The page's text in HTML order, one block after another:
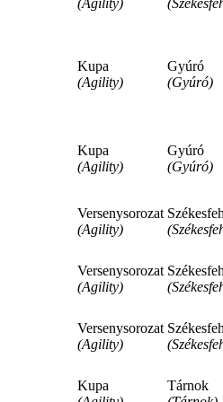
Kupa
(Agility)
Gyúró
(Gyúró)
Kupa
(Agility)
Gyúró
(Gyúró)
Versenysorozat
(Agility)
Versenysorozat
(Agility)
Versenysorozat
(Agility)
Kupa
Tárnok